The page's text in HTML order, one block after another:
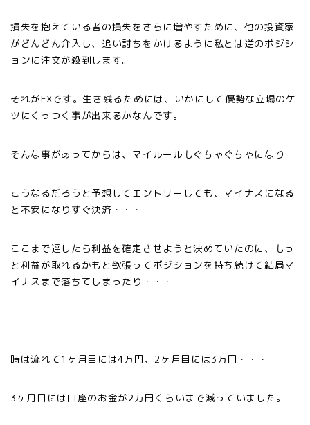
損失を抱えている者の損失をさらに増やすために、他の投資家
がどんどん介入し、追い討ちをかけるように私とは逆のポジシ
ョンに注文が殺到します。
それがFXです。生き残るためには、いかにして優勢な立場のケ
ツにくっつく事が出来るかなんです。
そんな事があってからは、マイルールもぐちゃぐちゃになり
こうなるだろうと予想してエントリーしても、マイナスになる
と不安になりすぐ決済・・・
ここまで達したら利益を確定させようと決めていたのに、もっ
と利益が取れるかもと欲張ってポジションを持ち続けて結局マ
イナスまで落ちてしまったり・・・
時は流れて1ヶ月目には4万円、2ヶ月目には3万円・・・
3ヶ月目には口座のお金が2万円くらいまで減っていました。